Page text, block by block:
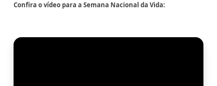
Confira o vídeo para a Semana Nacional da Vida: